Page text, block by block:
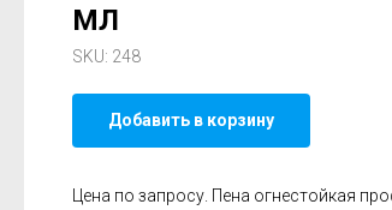
МЛ
SKU: 248
Добавить в корзину
Цена по запросу. Пена огнестойкая